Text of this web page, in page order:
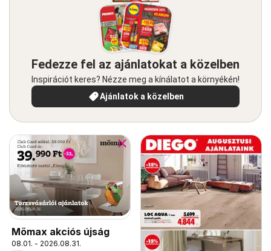
Fedezze fel az ajánlatokat a közelben
Inspirációt keres? Nézze meg a kínálatot a környékén!
Ajánlatok a közelben
Mömax akciós újság
08.01. - 2026.08.31.